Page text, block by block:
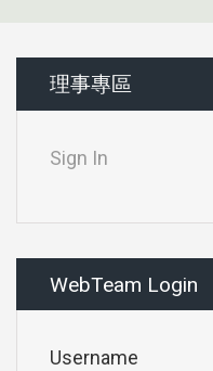
理事專區
Sign In
WebTeam Login
Username